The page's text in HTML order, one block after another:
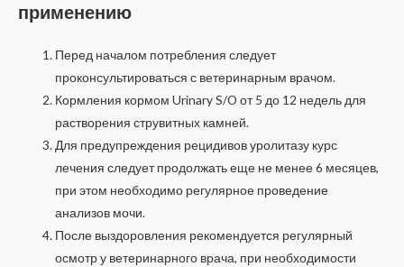
применению
Перед началом потребления следует
проконсультироваться с ветеринарным врачом.
Кормления кормом Urinary S/O от 5 до 12 недель для
растворения струвитных камней.
Для предупреждения рецидивов уролитазу курс
лечения следует продолжать еще не менее 6 месяцев,
при этом необходимо регулярное проведение
анализов мочи.
После выздоровления рекомендуется регулярный
осмотр у ветеринарного врача, при необходимости